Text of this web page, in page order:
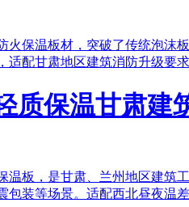
火保温板材，突破了传统泡沫
适配甘肃地区建筑消防升级要
质保温甘肃建
温板，是甘肃、兰州地区建筑
包装等场景。适配西北昼夜温